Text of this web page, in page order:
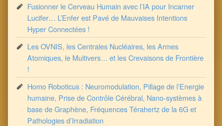
Fusionner le Cerveau Humain avec l’IA pour Incarner
Lucifer… L’Enfer est Pavé de Mauvaises Intentions
Hyper Connectées !
Les OVNIS, les Centrales Nucléaires, les Armes
Atomiques, le Multivers… et les Crevaisons de Frontière
!
Homo Roboticus : Neuromodulation, Pillage de l’Energie
humaine, Prise de Contrôle Cérébral, Nano-systèmes à
base de Graphène, Fréquences Térahertz de la 6G et
Pathologies d’Irradiation